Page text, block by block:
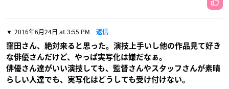
2016年6月24日 at 3:55 PM 返信
窪田さん、絶対来ると思った。演技上手いし他の作品見て好き
な俳優さんだけど、やっぱ実写化は嫌だなぁ。
俳優さん達がいい演技しても、監督さんやスタッフさんが素晴
らしい人達でも、実写化はどうしても受け付けない。